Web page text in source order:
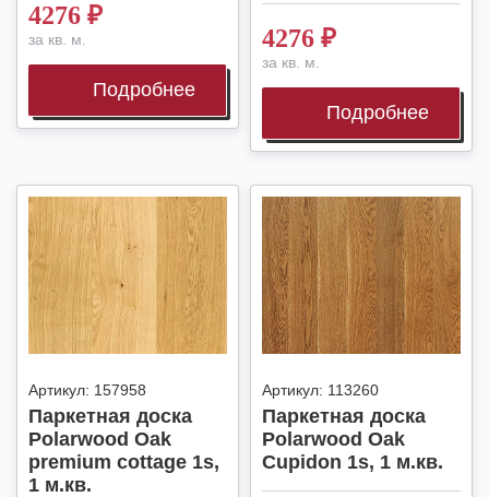
4276 ₽
за кв. м.
Подробнее
4276 ₽
за кв. м.
Подробнее
Артикул: 157958
Паркетная доска
Polarwood Oak
premium cottage 1s,
1 м.кв.
Артикул: 113260
Паркетная доска
Polarwood Oak
Cupidon 1s, 1 м.кв.